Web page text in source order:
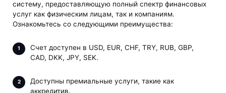
систему, предоставляющую полный спектр финансовых
услуг как физическим лицам, так и компаниям.
Ознакомьтесь со следующими преимущества:
Счет доступен в USD, EUR, CHF, TRY, RUB, GBP,
CAD, DKK, JPY, SEK.
Доступны премиальные услуги, такие как
аккредитив.